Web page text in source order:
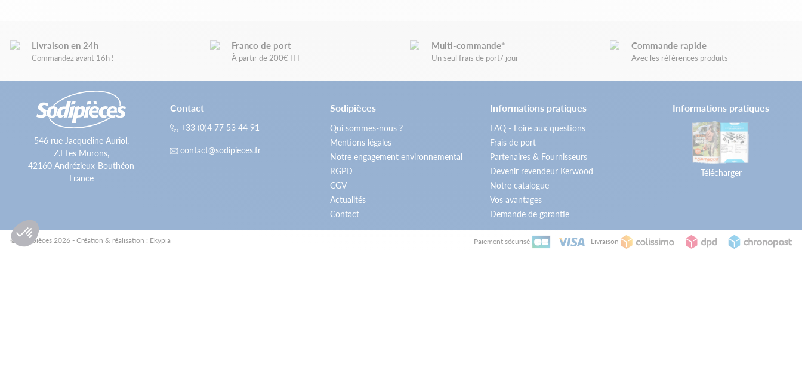
Livraison en 24h
Commandez avant 16h !
Franco de port
À partir de 200€ HT
Multi-commande*
Un seul frais de port/ jour
Commande rapide
Avec les références produits
546 rue Jacqueline Auriol,
Z.I Les Murons,
42160 Andrézieux-Bouthéon
France
Contact
+33 (0)4 77 53 44 91
contact@sodipieces.fr
Sodipièces
Qui sommes-nous ?
Mentions légales
Notre engagement environnemental
RGPD
CGV
Actualités
Contact
Informations pratiques
FAQ - Foire aux questions
Frais de port
Partenaires & Fournisseurs
Devenir revendeur Kerwood
Notre catalogue
Vos avantages
Demande de garantie
Informations pratiques
Télécharger
© Sodipièces 2026 - Création & réalisation : Ekypia Paiement sécurisé Livraison